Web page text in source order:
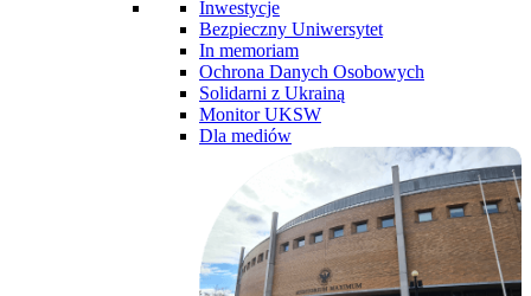
Inwestycje
Bezpieczny Uniwersytet
In memoriam
Ochrona Danych Osobowych
Solidarni z Ukrainą
Monitor UKSW
Dla mediów